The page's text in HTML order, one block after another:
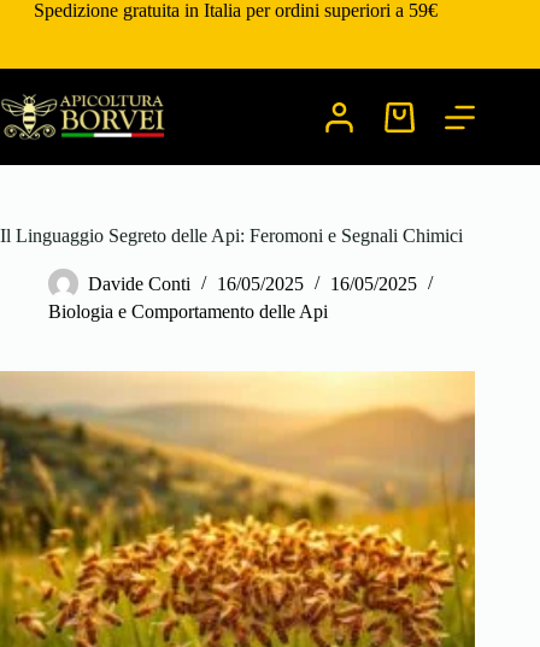
SaltaSpedizione gratuita in Italia per ordini superiori a 59€
Carrello
Il Linguaggio Segreto delle Api: Feromoni e Segnali Chimici
Davide Conti 16/05/2025
16/05/2025
Biologia e Comportamento delle Api